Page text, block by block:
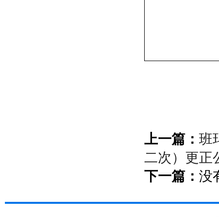
上一篇： 班
二次）更正
下一篇： 没